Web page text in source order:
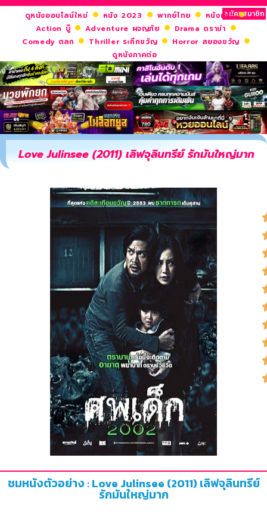
สมัครสมาชิก
ดูหนังออนไลน์ใหม่ หนัง 2023 พากย์ไทย
หนังฝรั่ง
Action บู๊
Adventure ผจญภัย
Drama ดราม่า
Comedy ตลก
Thriller ระทึกขวัญ
Horror สยองขวัญ
ดูหนังภาคต่อ
Love Julinsee (2011) เลิฟจุลินทรีย์ รักมันใหญ่มาก
ชมหนังตัวอย่าง : Love Julinsee (2011) เลิฟจุลินทรีย์
รักมันใหญ่มาก